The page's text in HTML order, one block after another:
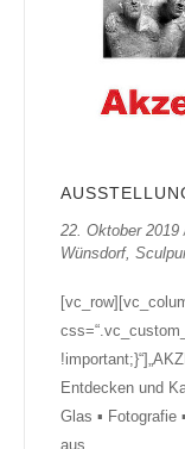
22. Oktober 2019
Wünsdorf,
Entdecken und
Glas ▪ Fotografie
aus